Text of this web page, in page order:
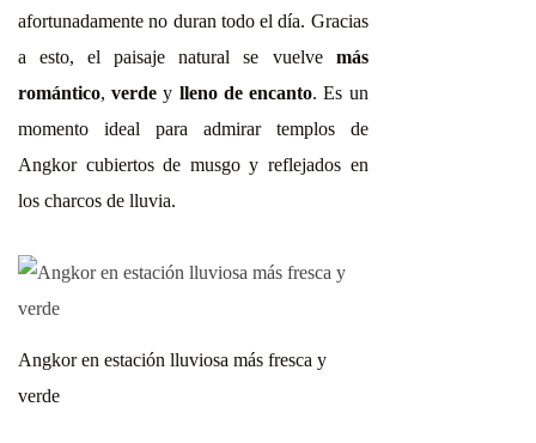
afortunadamente no duran todo el día. Gracias
a esto, el paisaje natural se vuelve más
romántico,verde y lleno de encanto. Es un
momento ideal para admirar templos de
Angkor cubiertos de musgo y reflejados en
los charcos de lluvia.
Angkor en estación lluviosa más fresca y
verde